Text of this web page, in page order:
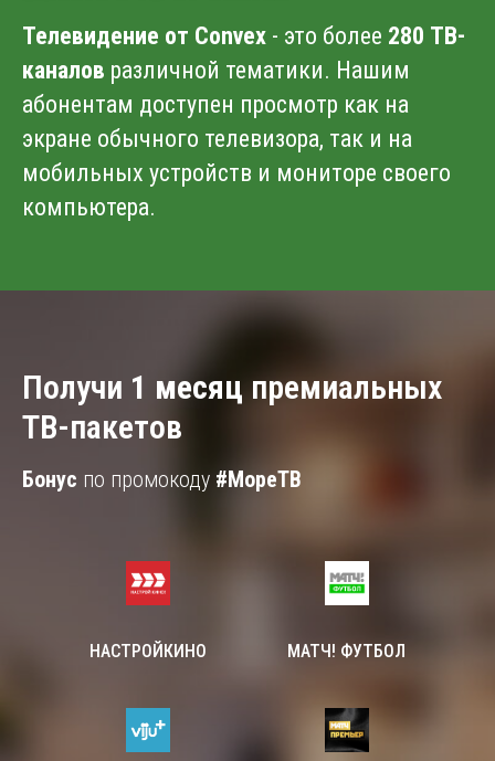
Телевидение от Convex - это более 280 ТВ-
каналов различной тематики. Нашим
абонентам доступен просмотр как на
экране обычного телевизора, так и на
мобильных устройств и мониторе своего
компьютера.
Получи 1 месяцпремиальных
ТВ-пакетов
Бонус по промокоду #МореТВ
НАСТРОЙКИНО МАТЧ! ФУТБОЛ